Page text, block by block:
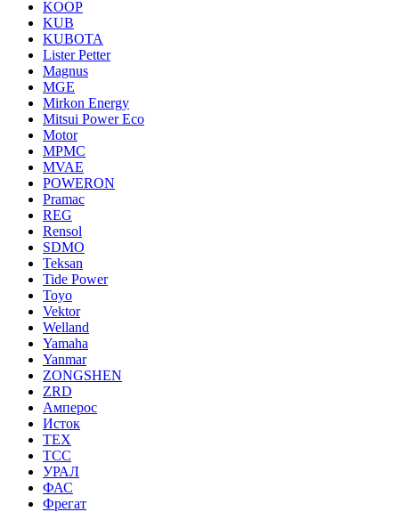
KOOP
KUB
KUBOTA
Lister Petter
Magnus
MGE
Mirkon Energy
Mitsui Power Eco
Motor
MPMC
MVAE
POWERON
Pramac
REG
Rensol
SDMO
Teksan
Tide Power
Toyo
Vektor
Welland
Yamaha
Yanmar
ZONGSHEN
ZRD
Амперос
Исток
ТЕХ
ТСС
УРАЛ
ФАС
Фрегат